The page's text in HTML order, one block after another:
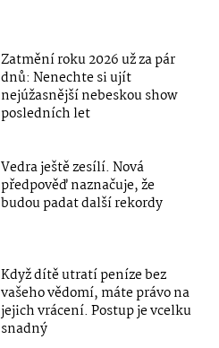
Zatmění roku 2026 už za pár
dnů: Nenechte si ujít
nejúžasnější nebeskou show
posledních let
Vedra ještě zesílí. Nová
předpověď naznačuje, že
budou padat další rekordy
Když dítě utratí peníze bez
vašeho vědomí, máte právo na
jejich vrácení. Postup je vcelku
snadný